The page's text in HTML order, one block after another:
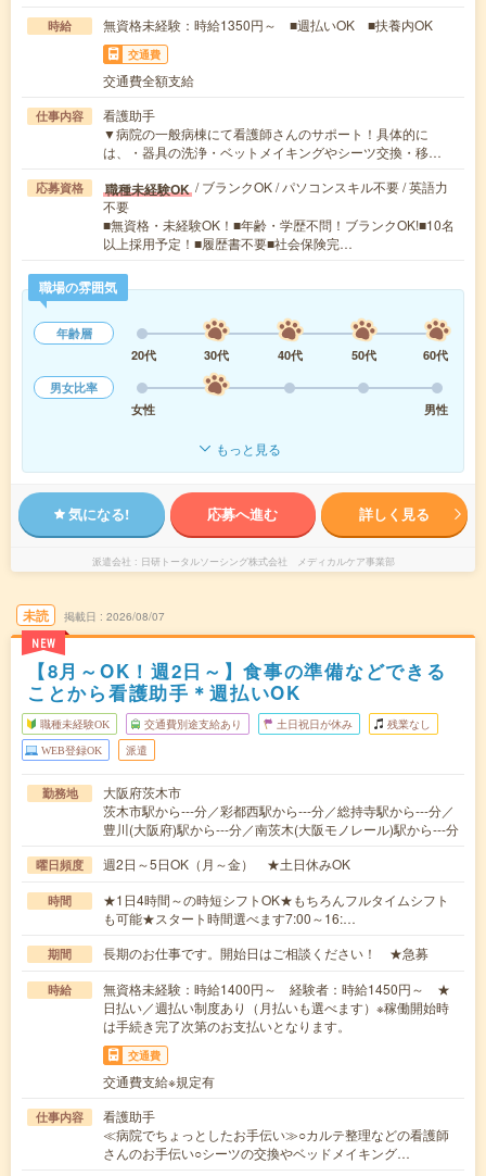
時給 無資格未経験：時給1350円～ ■週払いOK ■扶養内OK
交通費
交通費全額支給
仕事内容
看護助手
▼病院の一般病棟にて看護師さんのサポート！具体的に
は、・器具の洗浄・ベットメイキングやシーツ交換・移…
応募資格 職種未経験OK / ブランクOK / パソコンスキル不要 / 英語力
不要
■無資格・未経験OK！■年齢・学歴不問！ブランクOK!■10名
以上採用予定！■履歴書不要■社会保険完…
職場の雰囲気
年齢層
20代
30代 40代 50代
60代
男女比率
女性
男性
もっと見る
気になる! 応募へ進む 詳しく見る
派遣会社 日研トータルソーシング株式会社 メディカルケア事業部
未読
NEW
掲載日 2026/08/07
【8月～OK！週2日～】食事の準備などできる
ことから看護助手＊週払いOK
職種未経験OK 交通費別途支給あり 土日祝日が休み 残業なし
WEB登録OK 派遣
勤務地
大阪府茨木市
茨木市駅から---分／彩都西駅から---分／総持寺駅から---分／
豊川(大阪府)駅から---分／南茨木(大阪モノレール)駅から---分
曜日頻度 週2日～5日OK（月～金） ★土日休みOK
時間
★1日4時間～の時短シフトOK★もちろんフルタイムシフト
も可能★スタート時間選べます7:00～16:…
期間 長期のお仕事です。開始日はご相談ください！ ★急募
時給
無資格未経験：時給1400円～ 経験者：時給1450円～ ★
日払い／週払い制度あり（月払いも選べます）※稼働開始時
は手続き完了次第のお支払いとなります。
交通費
交通費支給※規定有
仕事内容
看護助手
≪病院でちょっとしたお手伝い≫○カルテ整理などの看護師
さんのお手伝い○シーツの交換やベッドメイキング…